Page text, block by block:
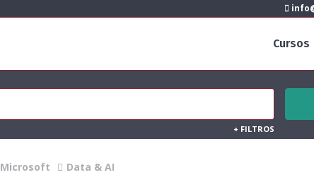
Cursos
+ FILTROS
Microsoft Data & AI